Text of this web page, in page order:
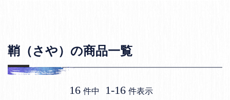
鞘（さや）の商品一覧
16 件中 1-16 件表示